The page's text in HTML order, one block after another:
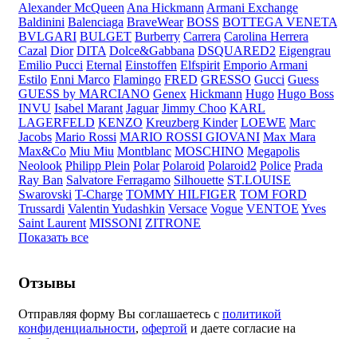
Alexander McQueen Ana Hickmann Armani Exchange
Baldinini Balenciaga BraveWear BOSS BOTTEGA VENETA
BVLGARI BULGET Burberry Carrera Carolina Herrera
Cazal Dior DITA Dolce&Gabbana DSQUARED2 Eigengrau
Emilio Pucci Eternal Einstoffen Elfspirit Emporio Armani
Estilo Enni Marco Flamingo FRED GRESSO Gucci Guess
GUESS by MARCIANO Genex Hickmann Hugo Hugo Boss
INVU Isabel Marant Jaguar Jimmy Choo KARL
LAGERFELD KENZO Kreuzberg Kinder LOEWE Marc
Jacobs Mario Rossi MARIO ROSSI GIOVANI Max Mara
Max&Co Miu Miu Montblanc MOSCHINO Megapolis
Neolook Philipp Plein Polar Polaroid Polaroid2 Police Prada
Ray Ban Salvatore Ferragamo Silhouette ST.LOUISE
Swarovski T-Charge TOMMY HILFIGER TOM FORD
Trussardi Valentin Yudashkin Versace Vogue VENTOE Yves
Saint Laurent MISSONI ZITRONE
Показать все
Отзывы
Отправляя форму Вы соглашаетесь с политикой
конфиденциальности, офертой и даете согласие на